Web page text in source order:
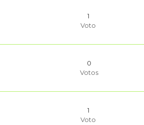
1
Voto
0
Votos
1
Voto